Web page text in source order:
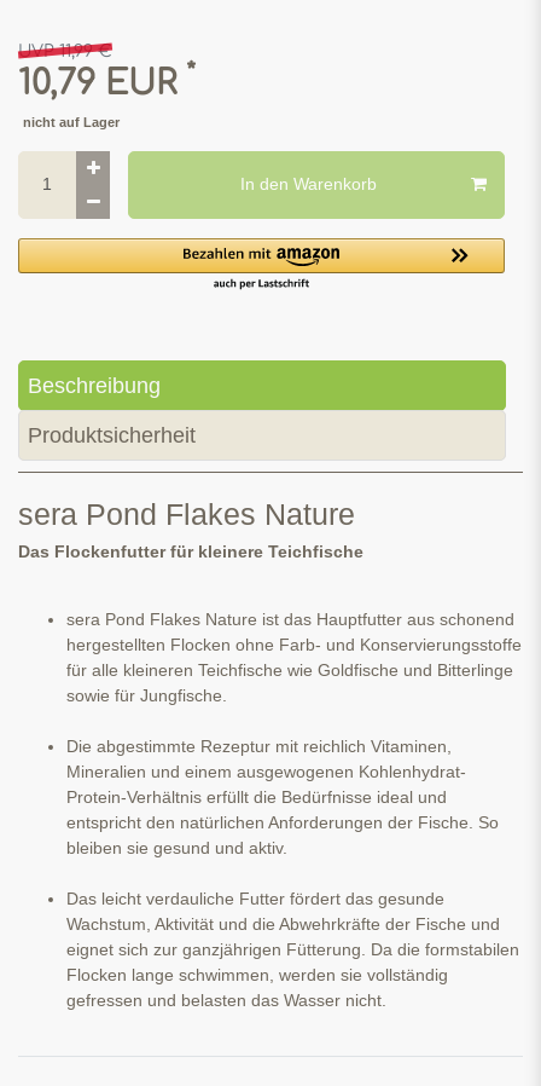
UVP 11,99 €
10,79 EUR *
nicht auf Lager
In den Warenkorb
Beschreibung
Produktsicherheit
sera Pond Flakes Nature
Das Flockenfutter für kleinere Teichfische
sera Pond Flakes Nature ist das Hauptfutter aus schonend
hergestellten Flocken ohne Farb- und Konservierungsstoffe
für alle kleineren Teichfische wie Goldfische und Bitterlinge
sowie für Jungfische.
Die abgestimmte Rezeptur mit reichlich Vitaminen,
Mineralien und einem ausgewogenen Kohlenhydrat-
Protein-Verhältnis erfüllt die Bedürfnisse ideal und
entspricht den natürlichen Anforderungen der Fische. So
bleiben sie gesund und aktiv.
Das leicht verdauliche Futter fördert das gesunde
Wachstum, Aktivität und die Abwehrkräfte der Fische und
eignet sich zur ganzjährigen Fütterung. Da die formstabilen
Flocken lange schwimmen, werden sie vollständig
gefressen und belasten das Wasser nicht.